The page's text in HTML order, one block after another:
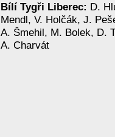
Bílí Tygři Liberec: D.
Mendl, V. Holčák, J.
A. Šmehil, M. Bolek, D.
A. Charvát